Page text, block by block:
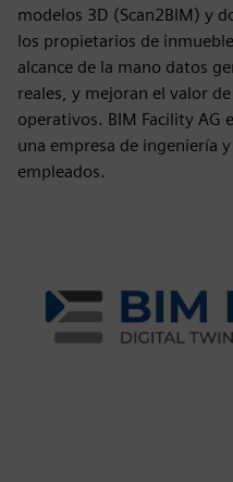
modelos 3D (Scan2BIM) y
los propietarios de
alcance de la mano datos
reales, y mejoran el valor
operativos. BIM Facility AG
una empresa de ingeniería
empleados.